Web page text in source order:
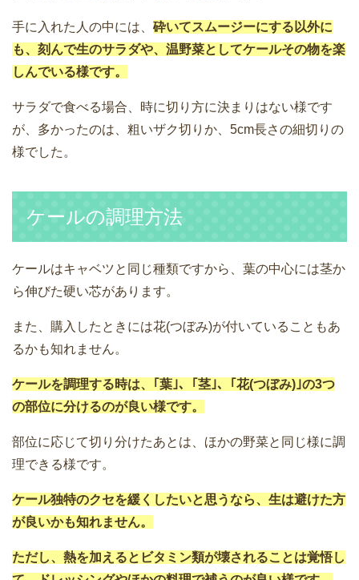
手に入れた人の中には、 砕いてスムージーにする以外に
も、刻んで生のサラダや、温野菜としてケールその物を楽
しんでいる様です。
サラダで食べる場合、時に切り方に決まりはない様です
が、多かったのは、粗いザク切りか、5cm長さの細切りの
様でした。
ケールの調理方法
ケールはキャベツと同じ種類ですから、葉の中心には茎か
ら伸びた硬い芯があります。
また、購入したときには花(つぼみ)が付いていることもあ
るかも知れません。
ケールを調理する時は、｢葉｣、｢茎｣、｢花(つぼみ)｣の3つ
の部位に分けるのが良い様です。
部位に応じて切り分けたあとは、ほかの野菜と同じ様に調
理できる様です。
ケール独特のクセを緩くしたいと思うなら、生は避けた方
が良いかも知れません。
ただし、熱を加えるとビタミン類が壊されることは覚悟し